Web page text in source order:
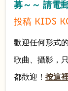
募～～請電
投稿 Kids
歡迎任何形式
歌曲、攝影，
都歡迎！按這